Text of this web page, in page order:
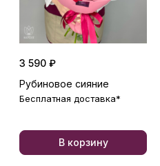
3 590 ₽
Рубиновое сияние
Бесплатная доставка*
В корзину